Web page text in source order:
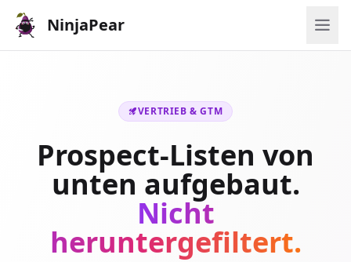
NinjaPear
VERTRIEB & GTM
Prospect-Listen von
unten aufgebaut.
Nicht
heruntergefiltert.